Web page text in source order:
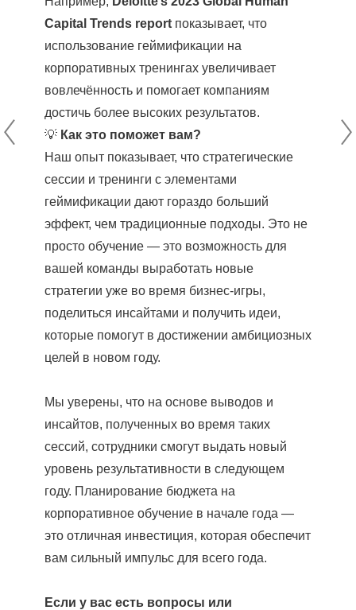
Capital Trends report показывает, что
использование геймификации на
корпоративных тренингах увеличивает
вовлечённость и помогает компаниям
достичь более высоких результатов.
💡 Как это поможет вам?
Наш опыт показывает, что стратегические
сессии и тренинги с элементами
геймификации дают гораздо больший
эффект, чем традиционные подходы. Это не
просто обучение — это возможность для
вашей команды выработать новые
стратегии уже во время бизнес-игры,
поделиться инсайтами и получить идеи,
которые помогут в достижении амбициозных
целей в новом году.
Мы уверены, что на основе выводов и
инсайтов, полученных во время таких
сессий, сотрудники смогут выдать новый
уровень результативности в следующем
году. Планирование бюджета на
корпоративное обучение в начале года —
это отличная инвестиция, которая обеспечит
вам сильный импульс для всего года.
Если у вас есть вопросы или